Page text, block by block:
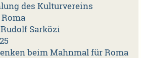
des Kulturvereins
Sarközi
beim Mahnmal für Roma